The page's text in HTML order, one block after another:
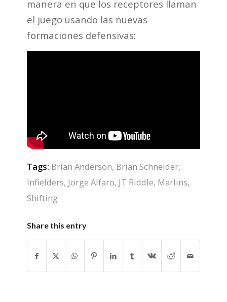
manera en que los receptores llaman
el juego usando las nuevas
formaciones defensivas:
Tags: Brian Anderson, Brian Schneider,
Infielders, Jorge Alfaro, JT Riddle, Marlins,
Shifting
Share this entry